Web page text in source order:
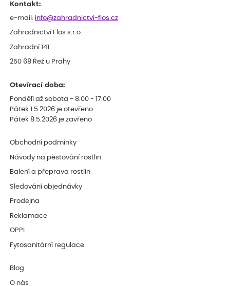
Kontakt:
e-mail: info@zahradnictvi-flos.cz
Zahradnictví Flos s.r.o.
Zahradní 141
250 68 Řež u Prahy
Otevírací doba:
Pondělí až sobota - 8:00 - 17:00
Pátek 1.5.2026 je otevřeno
Pátek 8.5.2026 je zavřeno
Obchodní podmínky
Návody na pěstování rostlin
Balení a přeprava rostlin
Sledování objednávky
Prodejna
Reklamace
OPPI
Fytosanitární regulace
Blog
O nás